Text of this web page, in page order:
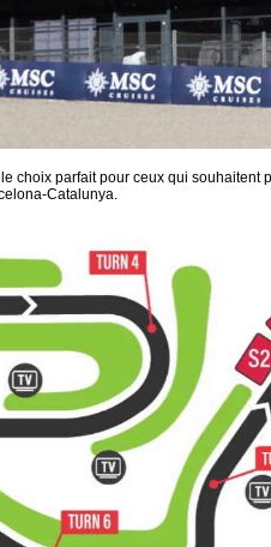
choix parfait pour ceux qui
Catalunya.